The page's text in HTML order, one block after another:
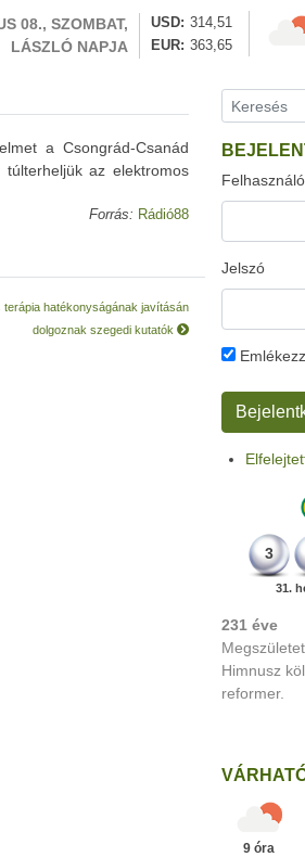
08., SZOMBAT,
LÁSZLÓ NAPJA
USD
314,51
EUR
363,65
a Csongrád-Csanád
az elektromos
Forrás: Rádió88
hatékonyságának javításán
dolgoznak szegedi kutatók
Jelszó
3
31.
331 éve
memoáríró,
magyar
9 óra